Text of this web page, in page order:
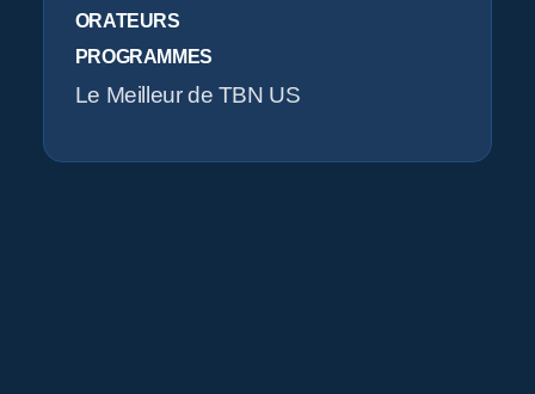
ORATEURS
PROGRAMMES
Le Meilleur de TBN US